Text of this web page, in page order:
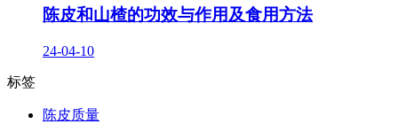
陈皮和山楂的功效与作用及食用方法
24-04-10
标签
陈皮质量